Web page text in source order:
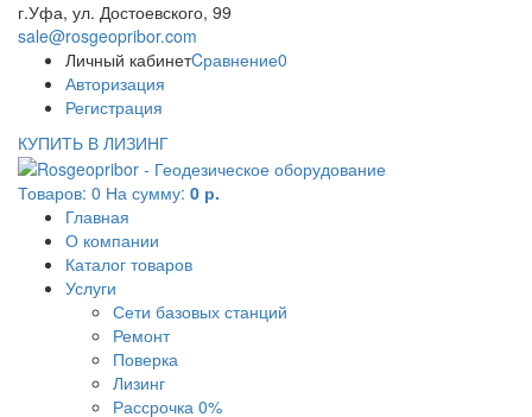
г.Уфа, ул. Достоевского, 99
sale@rosgeopribor.com
Личный кабинет
Авторизация
Регистрация
Cравнение0
КУПИТЬ В ЛИЗИНГ
Товаров: 0 На сумму: 0 р.
Главная
О компании
Каталог товаров
Услуги
Сети базовых станций
Ремонт
Поверка
Лизинг
Рассрочка 0%